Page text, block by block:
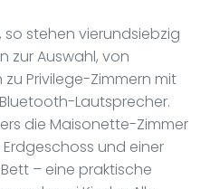
stehen vierundsiebzig
zur Auswahl, von
Privilege-Zimmern mit
Lautsprecher.
die Maisonette-Zimmer
und einer
– eine praktische